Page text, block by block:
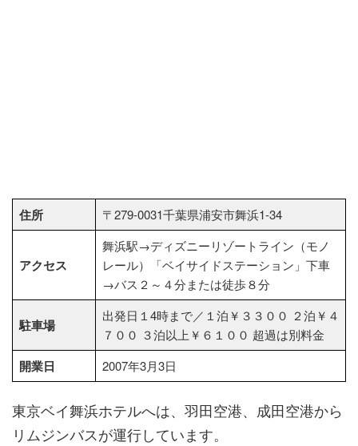
住所 〒279-0031千葉県浦安市舞浜1-34
アクセス
舞浜駅→ディズニーリゾートライン（モノ
レール）「ベイサイドステーション」下車
→バス２～４分または徒歩８分
駐車場
出発日１4時まで／１泊￥３３００ ２泊￥４
７００ ３泊以上￥６１００ 超過は別料金
開業日 2007年3月3日
東京ベイ舞浜ホテルへは、羽田空港、成田空港から
リムジンバスが運行しています。